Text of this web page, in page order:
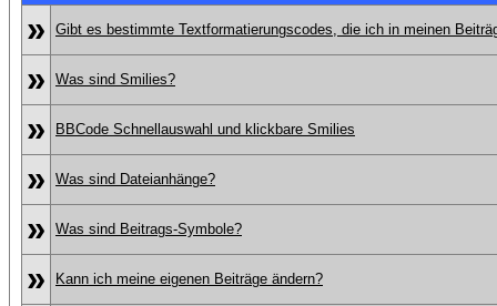
»
Gibt es bestimmte Textformatierungscodes, die ich in meinen
» Was sind Smilies?
» BBCode Schnellauswahl und klickbare Smilies
» Was sind Dateianhänge?
» Was sind Beitrags-Symbole?
» Kann ich meine eigenen Beiträge ändern?